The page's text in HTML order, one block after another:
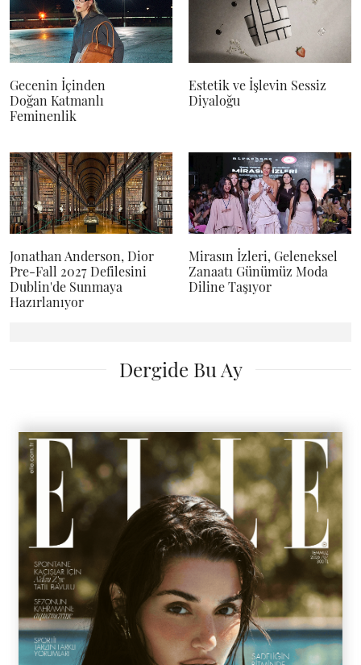
Gecenin İçinden
Doğan Katmanlı
Feminenlik
Estetik ve İşlevin Sessiz
Diyaloğu
Jonathan Anderson, Dior
Pre-Fall 2027 Defilesini
Dublin'de Sunmaya
Hazırlanıyor
Mirasın İzleri, Geleneksel
Zanaatı Günümüz Moda
Diline Taşıyor
Dergide Bu Ay